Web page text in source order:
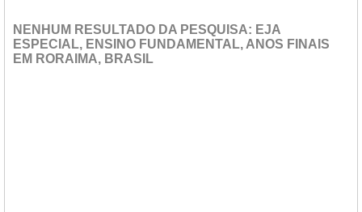
NENHUM RESULTADO DA PESQUISA: EJA
ESPECIAL, ENSINO FUNDAMENTAL, ANOS FINAIS
EM RORAIMA, BRASIL